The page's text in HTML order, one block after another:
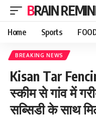
BRAIN
Home Sports
BREAKING NEWS
Kisan Tar
स्कीम से गांव में
सब्सिडी के साथ